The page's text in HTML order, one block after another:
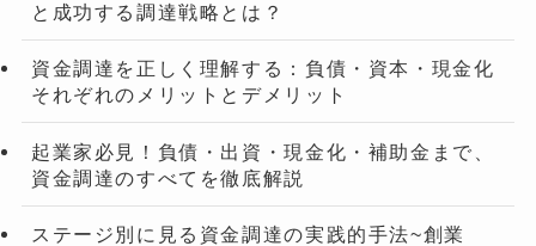
と成功する調達戦略とは？
資金調達を正しく理解する：負債・資本・現金化
それぞれのメリットとデメリット
起業家必見！負債・出資・現金化・補助金まで、
資金調達のすべてを徹底解説
ステージ別に見る資金調達の実践的手法~創業